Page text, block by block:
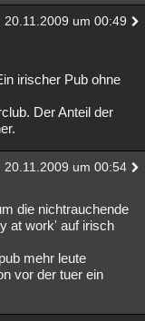
20.11.2009 um 00:49
irischer Pub ohne
Der Anteil der
20.11.2009 um 00:54
die nichtrauchende
at work' auf irisch
mehr leute
vor der tuer ein